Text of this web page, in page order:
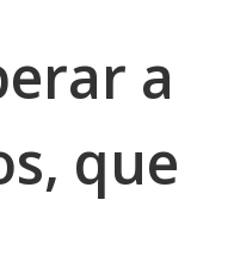
a
que